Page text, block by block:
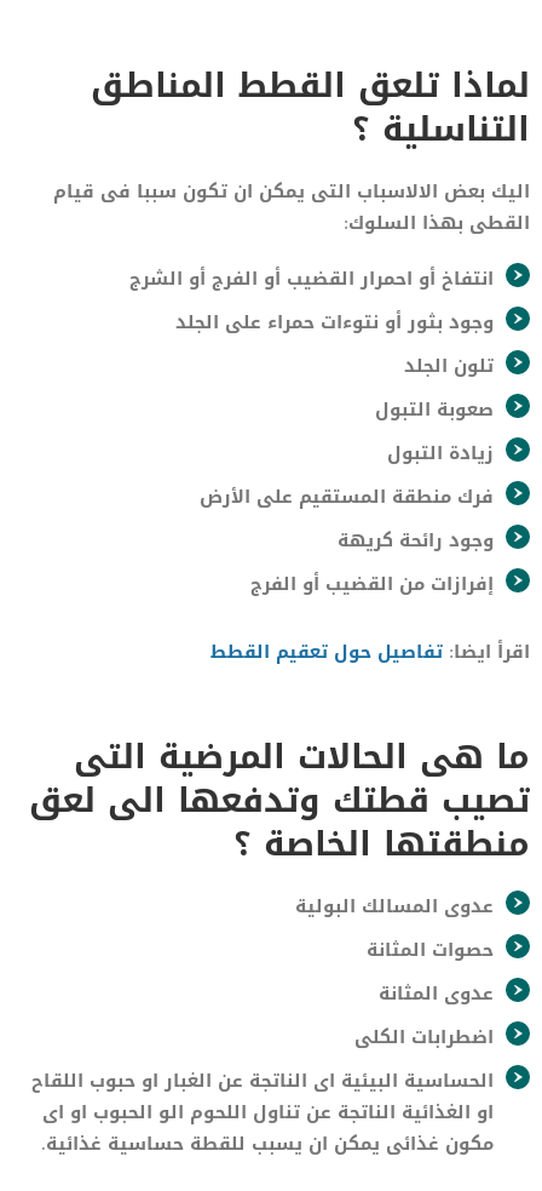
لماذا تلعق القطط المناطق
التناسلية ؟
اليك بعض الالاسباب التى يمكن ان تكون سببا فى قيام
القطى بهذا السلوك:
انتفاخ أو احمرار القضيب أو الفرج أو الشرج
وجود بثور أو نتوءات حمراء على الجلد
تلون الجلد
صعوبة التبول
زيادة التبول
فرك منطقة المستقيم على الأرض
وجود رائحة كريهة
إفرازات من القضيب أو الفرج
اقرأ ايضا: تفاصيل حول تعقيم القطط
ما هى الحالات المرضية التى
تصيب قطتك وتدفعها الى لعق
منطقتها الخاصة ؟
عدوى المسالك البولية
حصوات المثانة
عدوى المثانة
اضطرابات الكلى
الحساسية البيئية اى الناتجة عن الغبار او حبوب اللقاح
او الغذائية الناتجة عن تناول اللحوم الو الحبوب او اى
مكون غذائى يمكن ان يسبب للقطة حساسية غذائية.